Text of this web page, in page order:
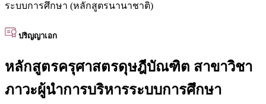
ระบบการศึกษา (หลักสูตรนานาชาติ)
ปริญญาเอก
หลักสูตรครุศาสตรดุษฎีบัณฑิต สาขาวิชา
ภาวะผู้นำการบริหารระบบการศึกษา